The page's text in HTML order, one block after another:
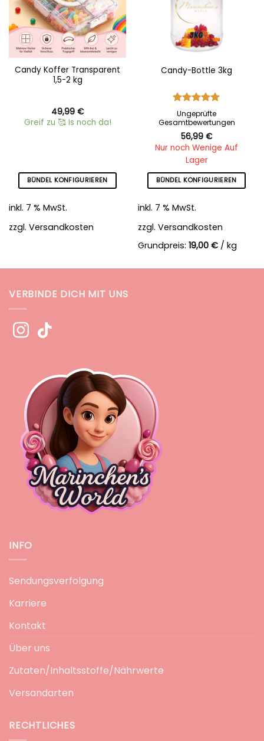
Candy Koffer Transparent
1,5-2 kg
49,99 €
Greif zu 🥰 Is noch da!
BÜNDEL KONFIGURIEREN
inkl. 7 % MwSt.
zzgl. Versandkosten
Candy-Bottle 3kg
Bewertet
mit5von
Ungeprüfte
Gesamtbewertungen
56,99 €
Nur noch Wenige Auf
Lager
BÜNDEL KONFIGURIEREN
inkl. 7 % MwSt.
zzgl. Versandkosten
Grundpreis: 19,00 €/ kg
VERBINDE DICH MIT UNS
INFO
Sendungsverfolgung
Karriere
Kontakt
Über uns
Zutaten/Inhaltsstoffe/Nährwerte
Versandarten
RECHTLICHES